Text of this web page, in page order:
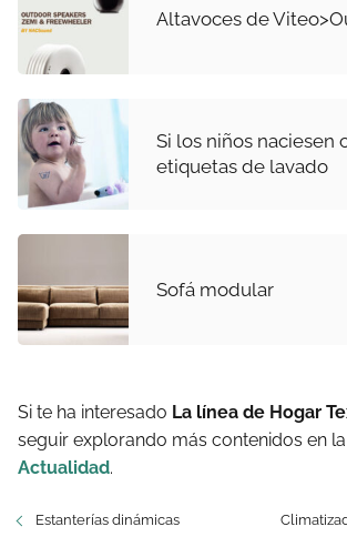
Altavoces de
Si los niños naciesen
etiquetas de lavado
Sofá modular
Si te ha interesado La línea de Hogar
seguir explorando más contenidos en
Actualidad.
Estanterías dinámicas